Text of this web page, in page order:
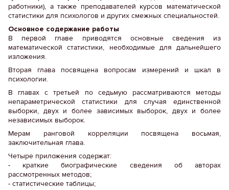
работники), а также преподавателей курсов математической
статистики для психологов и других смежных специальностей.
Основное содержание работы
В первой главе приводятся основные сведения из
математической статистики, необходимые для дальнейшего
изложения.
Вторая глава посвящена вопросам измерений и шкал в
психологии.
В главах с третьей по седьмую рассматриваются методы
непараметрической статистики для случая единственной
выборки, двух и более зависимых выборок, двух и более
независимых выборок.
Мерам ранговой корреляции посвящена восьмая,
заключительная глава.
Четыре приложения содержат:
- краткие биографические сведения об авторах
рассмотренных методов;
- статистические таблицы;